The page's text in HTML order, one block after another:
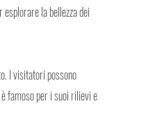
la bellezza dei
I visitatori possono
famoso per i suoi rilievi e